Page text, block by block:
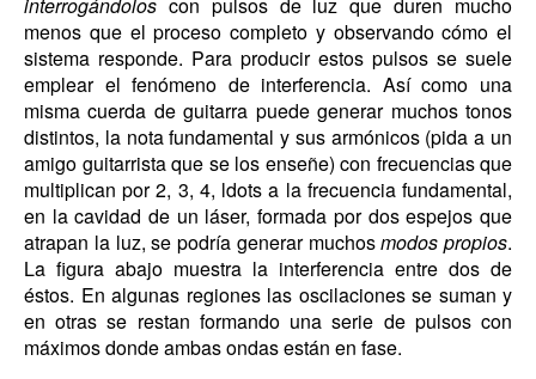
interrogándolos con pulsos de luz que duren mucho
menos que el proceso completo y observando cómo el
sistema responde. Para producir estos pulsos se suele
emplear el fenómeno de interferencia. Así como una
misma cuerda de guitarra puede generar muchos tonos
distintos, la nota fundamental y sus armónicos (pida a un
amigo guitarrista que se los enseñe) con frecuencias que
multiplican por 2, 3, 4, ldots a la frecuencia fundamental,
en la cavidad de un láser, formada por dos espejos que
atrapan la luz, se podría generar muchosmodos propios.
La figura abajo muestra la interferencia entre dos de
éstos. En algunas regiones las oscilaciones se suman y
en otras se restan formando una serie de pulsos con
máximos donde ambas ondas están en fase.